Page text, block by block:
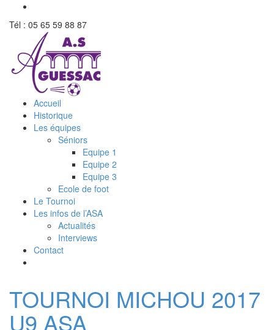
Tél : 05 65 59 88 87
Accueil
Historique
Les équipes
Séniors
Equipe 1
Equipe 2
Equipe 3
Ecole de foot
Le Tournoi
Les infos de l’ASA
Actualités
Interviews
Contact
TOURNOI MICHOU 2017
U9 ASA